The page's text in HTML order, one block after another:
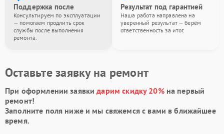
Поддержка после
Консультируем по эксплуатации
— помогаем продлить срок
службы после выполнения
ремонта.
Результат под гарантией
Наша работа направлена на
уверенный результат — берём
ответственность за итог.
Оставьте заявку на ремонт
При оформлении заявкидарим скидку 20%на первый
ремонт!
Заполните поля ниже и мы свяжемся с вами в ближайшее
время.